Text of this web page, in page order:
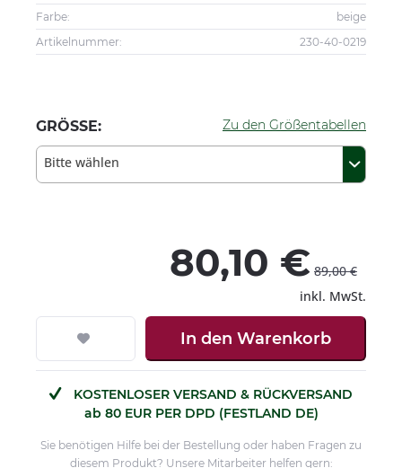
Farbe:
beige
Artikelnummer:
230-40-0219
GRÖSSE: Zu den Größentabellen
Bitte wählen
80,10 € 89,00 €
inkl. MwSt.
In den Warenkorb
KOSTENLOSER VERSAND & RÜCKVERSAND
ab 80 EUR PER DPD (FESTLAND DE)
Sie benötigen Hilfe bei der Bestellung oder haben Fragen zu
diesem Produkt? Unsere Mitarbeiter helfen gern: